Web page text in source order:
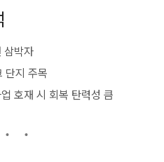
삼박자
단지 주목
호재 시 회복 탄력성 큼